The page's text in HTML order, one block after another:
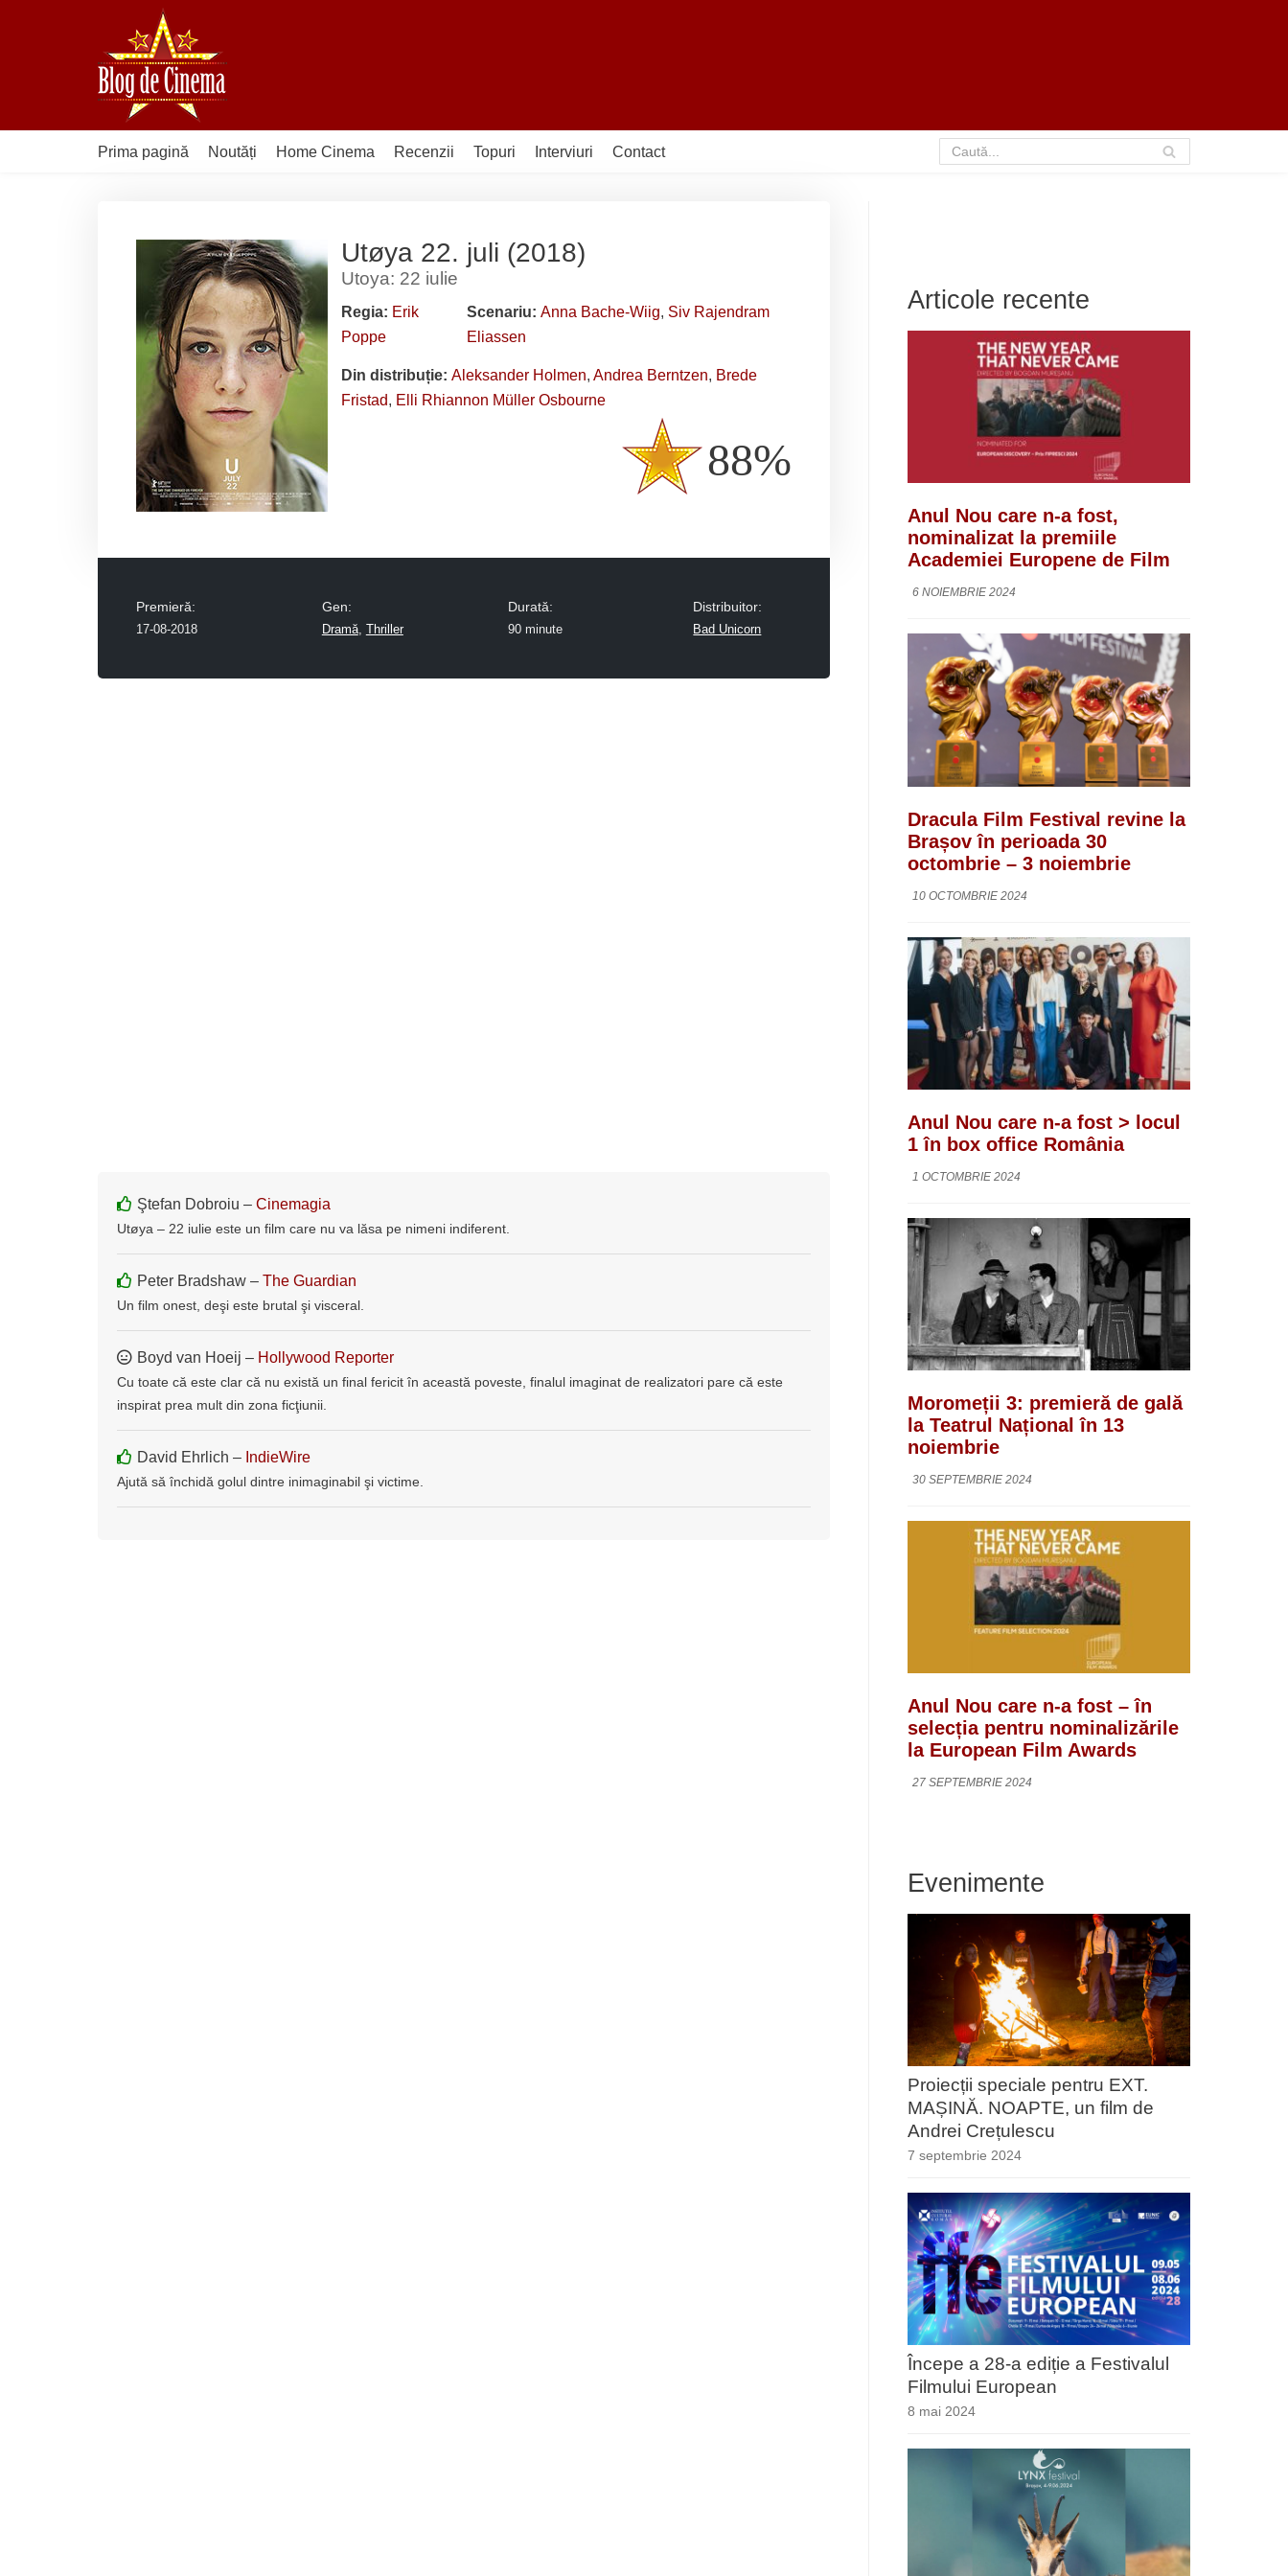
Prima pagină Noutăți Home Cinema Recenzii Topuri Interviuri Contact
Utøya 22. juli (2018)
Utoya: 22 iulie
Regia: Erik
Poppe
Scenariu:Anna Bache-Wiig, Siv Rajendram
Eliassen
Din distribuție: Aleksander Holmen, Andrea Berntzen, Brede
Fristad, Elli Rhiannon Müller Osbourne
88%
Premieră:
17-08-2018
Gen:
Dramă, Thriller
Durată:
90 minute
Distribuitor:
Bad Unicorn
Ştefan Dobroiu – Cinemagia
Utøya – 22 iulie este un film care nu va lăsa pe nimeni indiferent.
Peter Bradshaw – The Guardian
Un film onest, deşi este brutal şi visceral.
Boyd van Hoeij – Hollywood Reporter
Cu toate că este clar că nu există un final fericit în această poveste, finalul imaginat de realizatori pare că este
inspirat prea mult din zona ficţiunii.
David Ehrlich – IndieWire
Ajută să închidă golul dintre inimaginabil şi victime.
Articole recente
Anul Nou care n-a fost,
nominalizat la premiile
Academiei Europene de Film
6 NOIEMBRIE 2024
Dracula Film Festival revine la
Brașov în perioada 30
octombrie – 3 noiembrie
10 OCTOMBRIE 2024
Anul Nou care n-a fost > locul
1 în box office România
1 OCTOMBRIE 2024
Moromeții 3: premieră de gală
la Teatrul Național în 13
noiembrie
30 SEPTEMBRIE 2024
Anul Nou care n-a fost – în
selecția pentru nominalizările
la European Film Awards
27 SEPTEMBRIE 2024
Evenimente
Proiecții speciale pentru EXT.
MAȘINĂ. NOAPTE, un film de
Andrei Crețulescu
7 septembrie 2024
Începe a 28-a ediție a Festivalul
Filmului European
8 mai 2024